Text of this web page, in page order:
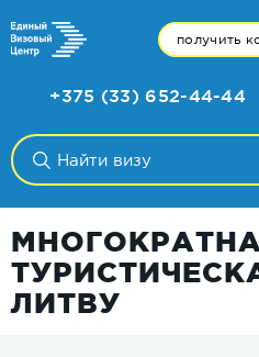
получить
+375 (33) 652-44-44
ЛИТВУ